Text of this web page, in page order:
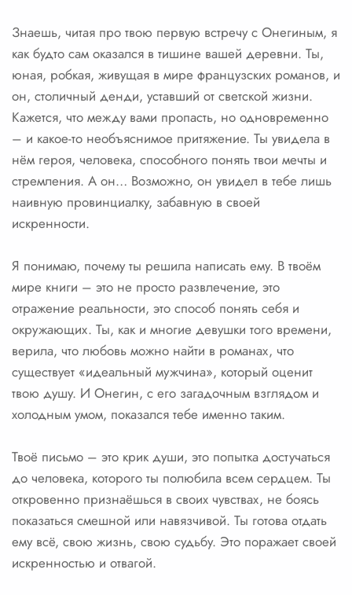
Знаешь, читая про твою первую встречу с Онегиным, я
как будто сам оказался в тишине вашей деревни. Ты,
юная, робкая, живущая в мире французских романов, и
он, столичный денди, уставший от светской жизни.
Кажется, что между вами пропасть, но одновременно
– и какое-то необъяснимое притяжение. Ты увидела в
нём героя, человека, способного понять твои мечты и
стремления. А он… Возможно, он увидел в тебе лишь
наивную провинциалку, забавную в своей
искренности.
Я понимаю, почему ты решила написать ему. В твоём
мире книги – это не просто развлечение, это
отражение реальности, это способ понять себя и
окружающих. Ты, как и многие девушки того времени,
верила, что любовь можно найти в романах, что
существует «идеальный мужчина», который оценит
твою душу. И Онегин, с его загадочным взглядом и
холодным умом, показался тебе именно таким.
Твоё письмо – это крик души, это попытка достучаться
до человека, которого ты полюбила всем сердцем. Ты
откровенно признаёшься в своих чувствах, не боясь
показаться смешной или навязчивой. Ты готова отдать
ему всё, свою жизнь, свою судьбу. Это поражает своей
искренностью и отвагой.